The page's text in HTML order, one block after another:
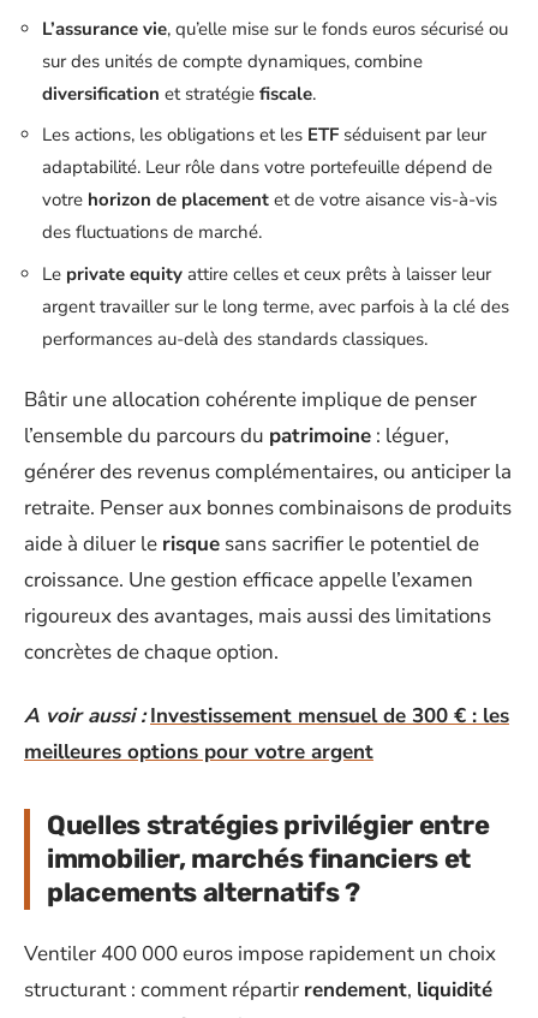
L’assurance vie, qu’elle mise sur le fonds euros sécurisé ou
sur des unités de compte dynamiques, combine
diversification et stratégie fiscale.
Les actions, les obligations et les ETF séduisent par leur
adaptabilité. Leur rôle dans votre portefeuille dépend de
votre horizon de placement et de votre aisance vis-à-vis
des fluctuations de marché.
Le private equity attire celles et ceux prêts à laisser leur
argent travailler sur le long terme, avec parfois à la clé des
performances au-delà des standards classiques.
Bâtir une allocation cohérente implique de penser
l’ensemble du parcours du patrimoine : léguer,
générer des revenus complémentaires, ou anticiper la
retraite. Penser aux bonnes combinaisons de produits
aide à diluer le risque sans sacrifier le potentiel de
croissance. Une gestion efficace appelle l’examen
rigoureux des avantages, mais aussi des limitations
concrètes de chaque option.
A voir aussi : Investissement mensuel de 300 € : les
meilleures options pour votre argent
Quelles stratégies privilégier entre
immobilier, marchés financiers et
placements alternatifs ?
Ventiler 400 000 euros impose rapidement un choix
structurant : comment répartir rendement, liquidité